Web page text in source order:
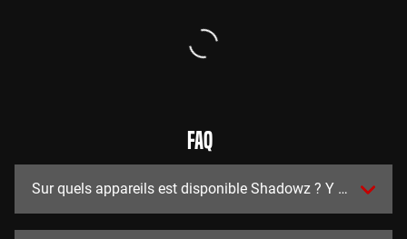
FAQ
Sur quels appareils est disponible Shadowz ? Y a t-il des